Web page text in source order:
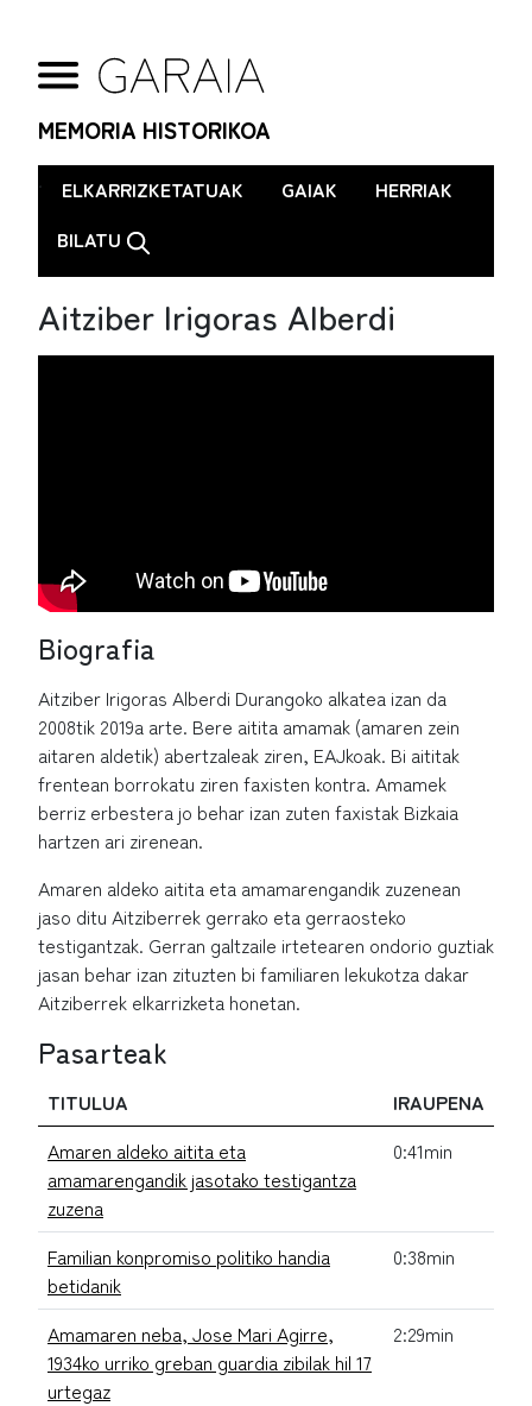
MEMORIA HISTORIKOA
. ELKARRIZKETATUAK GAIAK
HERRIAK
BILATU
Aitziber Irigoras Alberdi
Biografia
Aitziber Irigoras Alberdi Durangoko alkatea izan da
2008tik 2019a arte. Bere aitita amamak (amaren zein
aitaren aldetik) abertzaleak ziren, EAJkoak. Bi aititak
frentean borrokatu ziren faxisten kontra. Amamek
berriz erbestera jo behar izan zuten faxistak Bizkaia
hartzen ari zirenean.
Amaren aldeko aitita eta amamarengandik zuzenean
jaso ditu Aitziberrek gerrako eta gerraosteko
testigantzak. Gerran galtzaile irtetearen ondorio guztiak
jasan behar izan zituzten bi familiaren lekukotza dakar
Aitziberrek elkarrizketa honetan.
Pasarteak
TITULUA
IRAUPENA
Amaren aldeko aitita eta
amamarengandik jasotako testigantza
zuzena
0:41min
Familian konpromiso politiko handia
betidanik
0:38min
Amamaren neba, Jose Mari Agirre,
1934ko urriko greban guardia zibilak hil 17
urtegaz
2:29min